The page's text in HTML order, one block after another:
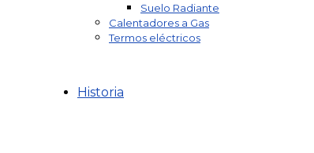
Suelo Radiante
Calentadores a Gas
Termos eléctricos
Historia